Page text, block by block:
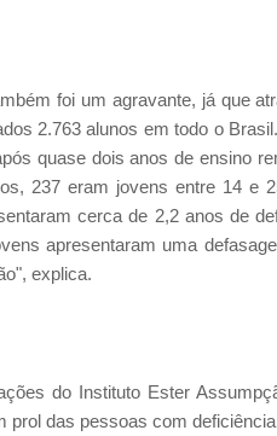
foi um agravante, já que
2.763 alunos em todo o
quase dois anos de ensino
237 eram jovens entre 14 e
cerca de 2,2 anos de
apresentaram uma
explica.
do Instituto Ester
das pessoas com